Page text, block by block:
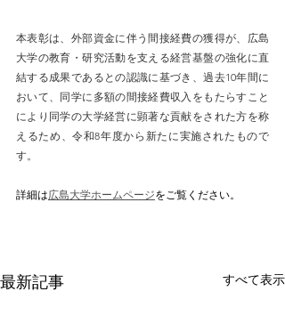
本表彰は、外部資金に伴う間接経費の獲得が、広島
大学の教育・研究活動を支える経営基盤の強化に直
結する成果であるとの認識に基づき、過去10年間に
おいて、同学に多額の間接経費収入をもたらすこと
により同学の大学経営に顕著な貢献をされた方を称
えるため、令和8年度から新たに実施されたもので
す。
詳細は広島大学ホームページをご覧ください。
最新記事 すべて表示